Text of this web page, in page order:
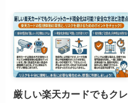
厳しい楽天カードでもクレ